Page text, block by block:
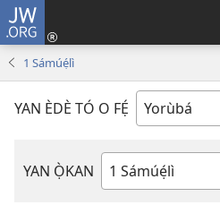
JW.ORG
1 Sámúẹ́lì
YAN ÈDÈ TÓ O FẸ́
YAN Ọ̀KAN
Ìwé